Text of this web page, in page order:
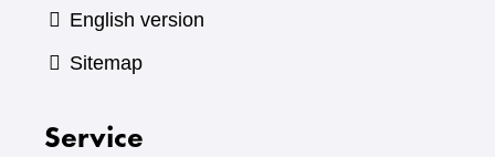
English version
Sitemap
Service